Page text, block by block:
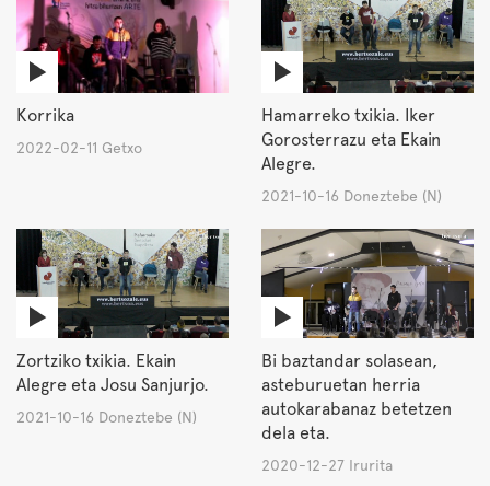
Korrika
2022-02-11 Getxo
Hamarreko txikia. Iker
Gorosterrazu eta Ekain
Alegre.
2021-10-16 Doneztebe (N)
Zortziko txikia. Ekain
Alegre eta Josu Sanjurjo.
2021-10-16 Doneztebe (N)
Bi baztandar solasean,
asteburuetan herria
autokarabanaz betetzen
dela eta.
2020-12-27 Irurita